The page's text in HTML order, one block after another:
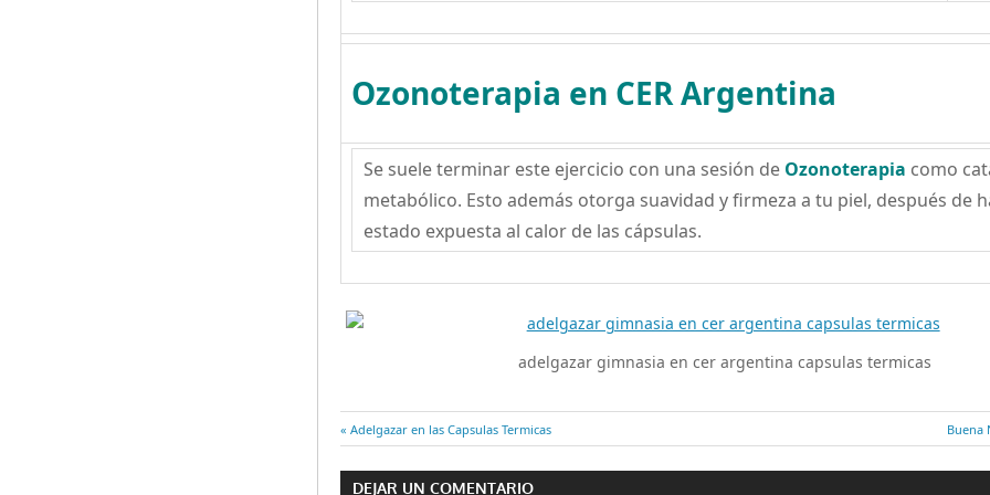
Ozonoterapia en CER Argentina
Se suele terminar este ejercicio con una sesión de Ozonoterapia como
metabólico. Esto además otorga suavidad y firmeza a tu piel, después de
estado expuesta al calor de las cápsulas.
adelgazar gimnasia en cer argentina capsulas termicas
Navegación
Entrada
anterior:
Adelgazar en las Capsulas Termicas Buena
DEJAR UN COMENTARIO